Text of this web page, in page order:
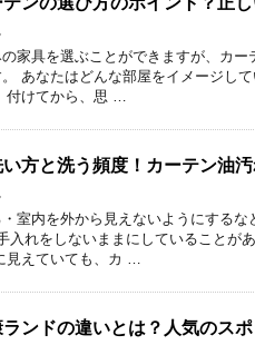
家具を選ぶことができますが、カー
あなたはどんな部屋をイメージし
付けてから、思 …
方と洗う頻度！カーテン油
室内を外から見えないようにするな
入れをしないままにしていることが
見えていても、カ …
ンドの違いとは？人気のス